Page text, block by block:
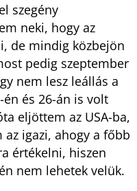
szegény
neki, hogy az
de mindig közbejön
pedig szeptember
nem lesz leállás a
és 26-án is volt
eljöttem az USA-ba,
igazi, ahogy a főbb
értékelni, hiszen
nem lehetek velük.